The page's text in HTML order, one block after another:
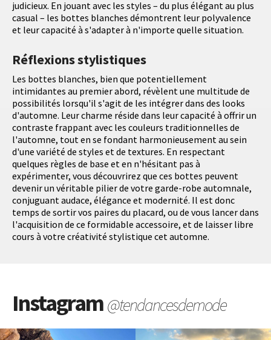
judicieux. En jouant avec les styles – du plus élégant au plus
casual – les bottes blanches démontrent leur polyvalence
et leur capacité à s'adapter à n'importe quelle situation.
Réflexions stylistiques
Les bottes blanches, bien que potentiellement
intimidantes au premier abord, révèlent une multitude de
possibilités lorsqu'il s'agit de les intégrer dans des looks
d'automne. Leur charme réside dans leur capacité à offrir un
contraste frappant avec les couleurs traditionnelles de
l'automne, tout en se fondant harmonieusement au sein
d'une variété de styles et de textures. En respectant
quelques règles de base et en n'hésitant pas à
expérimenter, vous découvrirez que ces bottes peuvent
devenir un véritable pilier de votre garde-robe automnale,
conjuguant audace, élégance et modernité. Il est donc
temps de sortir vos paires du placard, ou de vous lancer dans
l'acquisition de ce formidable accessoire, et de laisser libre
cours à votre créativité stylistique cet automne.
Instagram@tendancesdemode